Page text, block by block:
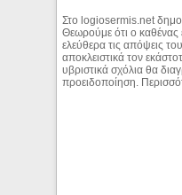
Στο logiosermis.net
Θεωρούμε ότι ο καθένας
ελεύθερα τις απόψεις
αποκλειστικά τον
υβριστικά σχόλια θα
προειδοποίηση.